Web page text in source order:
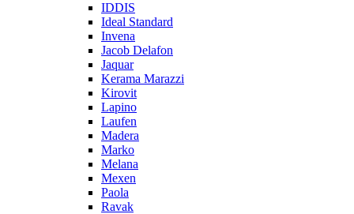
IDDIS
Ideal Standard
Invena
Jacob Delafon
Jaquar
Kerama Marazzi
Kirovit
Lapino
Laufen
Madera
Marko
Melana
Mexen
Paola
Ravak